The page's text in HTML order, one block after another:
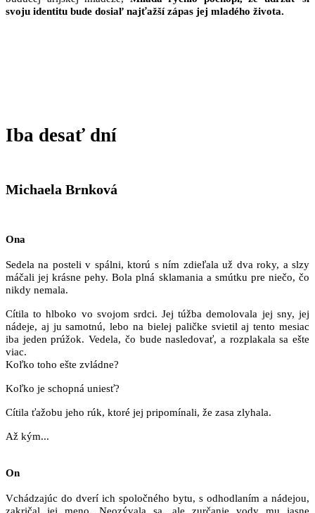
svoju identitu bude dosiaľ najťažší zápas jej mladého života.
Iba desať dní
Michaela Brnková
Ona
Sedela na posteli v spálni, ktorú s ním zdieľala už dva roky, a slzy
máčali jej krásne pehy. Bola plná sklamania a smútku pre niečo, čo
nikdy nemala.
Cítila to hlboko vo svojom srdci. Jej túžba demolovala jej sny, jej
nádeje, aj ju samotnú, lebo na bielej paličke svietil aj tento mesiac
iba jeden prúžok. Vedela, čo bude nasledovať, a rozplakala sa ešte
viac.
Koľko toho ešte zvládne?
Koľko je schopná uniesť?
Cítila ťažobu jeho rúk, ktoré jej pripomínali, že zasa zlyhala.
Až kým...
On
Vchádzajúc do dverí ich spoločného bytu, s odhodlaním a nádejou,
zakričal jej meno. Neozývala sa, ale zurčanie vody mu jasne